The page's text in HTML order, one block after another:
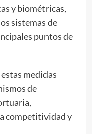
y biométricas,
sistemas de
puntos de
medidas
de
competitividad y